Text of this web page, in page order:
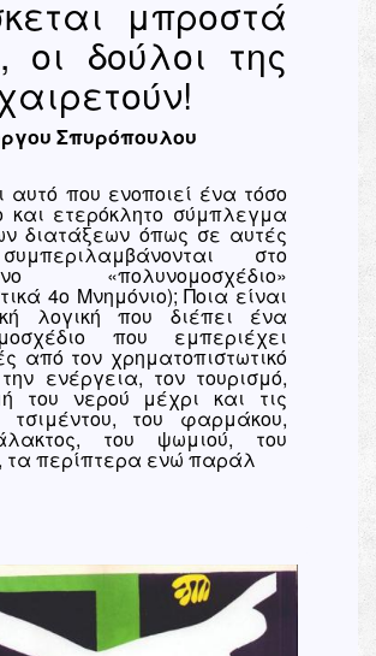
μπροστά
οι δούλοι της
Σπυρόπουλου
αυτό που ενοποιεί ένα τόσο
και ετερόκλητο σύμπλεγμα
διατάξεων όπως σε αυτές
στο
«πολυνομοσχέδιο»
4ο Μνημόνιο); Ποια είναι
λογική που διέπει ένα
που εμπεριέχει
από τον χρηματοπιστωτικό
ενέργεια, τον τουρισμό,
του νερού μέχρι και τις
τσιμέντου, του φαρμάκου,
του ψωμιού, του
τα περίπτερα ενώ παράλ